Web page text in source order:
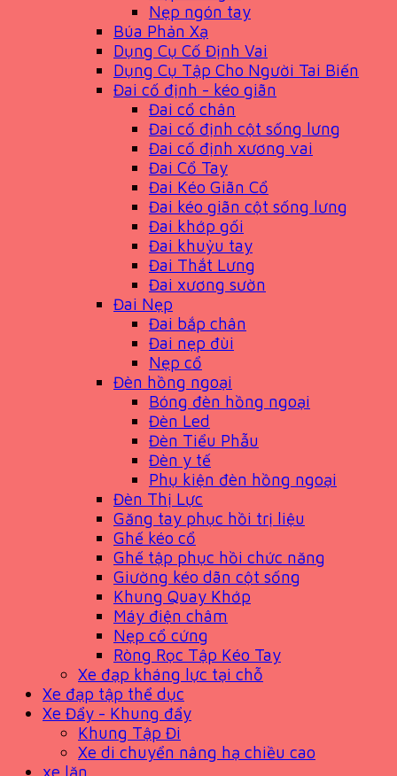
Nẹp ngón tay
Búa Phản Xạ
Dụng Cụ Cố Định Vai
Dụng Cụ Tập Cho Người Tai Biến
Đai cố định - kéo giãn
Đai cổ chân
Đai cố định cột sống lưng
Đai cố định xương vai
Đai Cổ Tay
Đai Kéo Giãn Cổ
Đai kéo giãn cột sống lưng
Đai khớp gối
Đai khuỷu tay
Đai Thắt Lưng
Đai xương sườn
Đai Nẹp
Đai bắp chân
Đai nẹp đùi
Nẹp cổ
Đèn hồng ngoại
Bóng đèn hồng ngoại
Đèn Led
Đèn Tiểu Phẫu
Đèn y tế
Phụ kiện đèn hồng ngoại
Đèn Thị Lực
Găng tay phục hồi trị liệu
Ghế kéo cổ
Ghế tập phục hồi chức năng
Giường kéo dãn cột sống
Khung Quay Khớp
Máy điện châm
Nẹp cổ cứng
Ròng Rọc Tập Kéo Tay
Xe đạp kháng lực tại chỗ
Xe đạp tập thể dục
Xe Đẩy - Khung đẩy
Khung Tập Đi
Xe di chuyển nâng hạ chiều cao
xe lăn